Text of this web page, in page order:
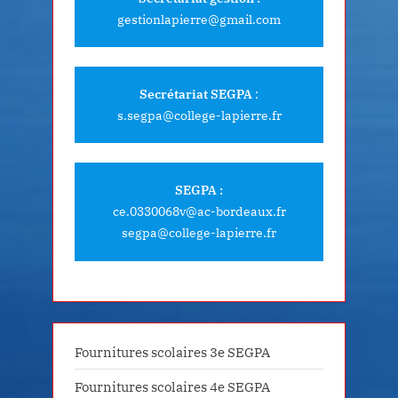
gestionlapierre@gmail.com
Secrétariat SEGPA :
s.segpa@college-lapierre.fr
SEGPA :
ce.0330068v@ac-bordeaux.fr
segpa@college-lapierre.fr
Fournitures scolaires 3e SEGPA
Fournitures scolaires 4e SEGPA